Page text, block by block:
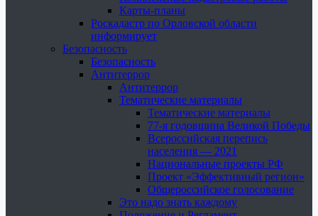
Карты-планы
Роскадастр по Орловской области
информирует
Безопасность
Безопасность
Антитеррор
Антитеррор
Тематические материалы
Тематические материалы
77-я годовщина Великой Победы
Всероссийская перепись
населения — 2021
Национальные проекты РФ
Проект «Эффективный регион»
Общероссийское голосование
Это надо знать каждому